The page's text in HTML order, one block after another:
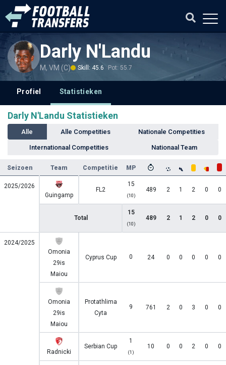
Darly N'Landu
M, VM (C) Skill: 45.6 Pot: 55.7
Profiel Statistieken
Darly N'Landu Statistieken
Alle Alle Competities Nationale Competities
Internationaal Competities Nationaal Team
Seizoen Team Competitie MP
2025/2026
Guingamp
FL2
15
(10)
489 2 1 2 0 0
Total
15
(10)
489 2 1 2 0 0
2024/2025
Omonia
29is
Maiou
Cyprus Cup 0 24 0 0 0 0 0
Omonia
29is
Maiou
Protathlima
Cyta
9 761 2 0 3 0 0
Radnicki
Serbian Cup
1
(1)
10 0 0 2 0 0